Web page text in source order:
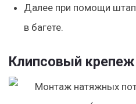
Далее при помощи
в багете.
Клипсовый крепеж